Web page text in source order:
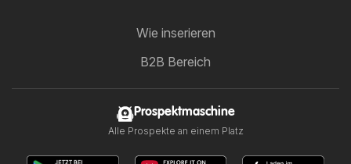
Wie inserieren
B2B Bereich
Prospektmaschine
Alle Prospekte an einem Platz